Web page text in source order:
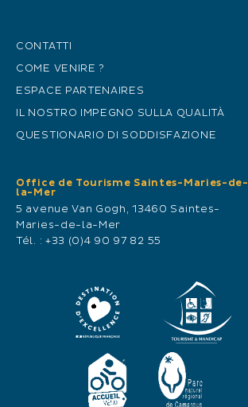
CONTATTI
COME VENIRE ?
ESPACE PARTENAIRES
IL NOSTRO IMPEGNO SULLA QUALITÀ
QUESTIONARIO DI SODDISFAZIONE
Office de Tourisme Saintes-Maries-de-
la-Mer
5 avenue Van Gogh, 13460 Saintes-
Maries-de-la-Mer
Tél. : +33 (0)4 90 97 82 55